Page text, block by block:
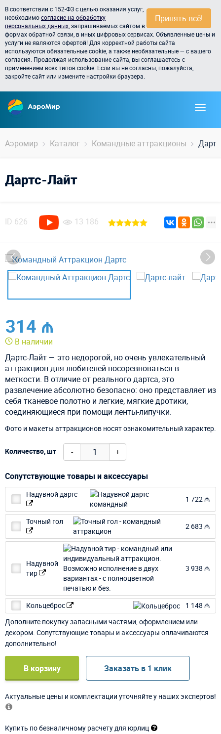
Принять всё!
В соответствии с 152-ФЗ с целью оказания услуг,
необходимосогласие на обработку
персональных данных , запрашиваемых сайтом в
формах обратной связи, в иных цифровых сервисах. Объявленные цены и
услуги не являются офертой! Для корректной работы сайта
используются обязательные cookie, а также необязательные — с вашего
согласия. Продолжая использование сайта, вы соглашаетесь с
применением всех типов cookie. Если вы не согласны, пожалуйста,
закройте сайт или измените настройки браузера.
Аэромир Каталог Командные аттракционы
Дартс-Лайт
ID 626 13 186
314 ₼
В наличии
Дартс-Лайт — это недорогой, но очень увлекательный
аттракцион для любителей посоревноваться в
меткости. В отличие от реального дартса, это
развлечение абсолютно безопасно: оно представляет из
себя тканевое полотно и легкие, мягкие дротики,
соединяющиеся при помощи ленты-липучки.
Фото и макеты аттракционов носят ознакомительный характер.
Количество, шт - +
Сопутствующие товары и аксессуары
Надувной дартс
1 722 ₼
Точный гол
2 683 ₼
Надувной
тир
3 938 ₼
Кольцеброс
1 148 ₼
Дополните покупку запасными частями, оформлением или
декором. Сопутствующие товары и аксессуары оплачиваются
дополнительно!
В корзину Заказать в 1 клик
Актуальные цены и комплектации уточняйте у наших экспертов!
Купить по безналичному расчету для юрлиц